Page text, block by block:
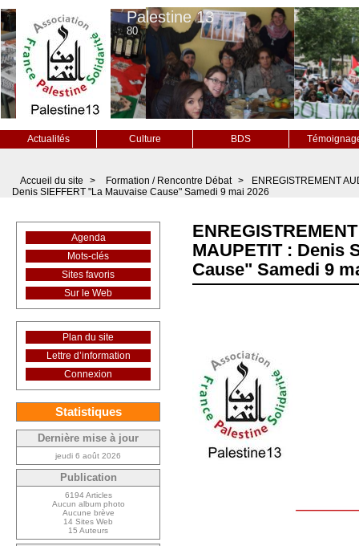
Palestine 13
80
Actualités Culture BDS
Accueil du site > Formation / Rencontre Débat >
ENREGISTREMENT
Denis SIEFFERT "La Mauvaise Cause" Samedi 9 mai 2026
MAUPETIT : Denis
Cause" Samedi 9
Agenda
Mots-clés
Sites favoris
Sur le Web
Plan du site
Lettre d’information
Connexion
Statistiques
Dernière mise à jour
jeudi 6 août 2026
Publication
6194 Articles
Aucun album photo
Aucune brève
14 Sites Web
15 Auteurs